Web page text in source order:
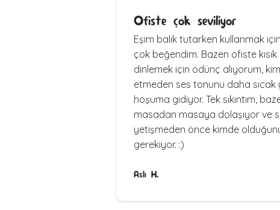
Ofiste çok seviliyor
Eşim balık tutarken kullanmak
çok beğendim. Bazen ofiste
dinlemek için ödünç alıyorum,
etmeden ses tonunu daha sıcak
hoşuma gidiyor. Tek sıkıntım,
masadan masaya dolaşıyor ve
yetişmeden önce kimde
gerekiyor. :)
Aslı H.